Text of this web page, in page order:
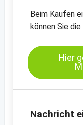
Exportdaten
-Preischart B-
-
Preischart
kurzfristige
Preischart
Beim Kaufen
können Sie
Hier
Nachricht